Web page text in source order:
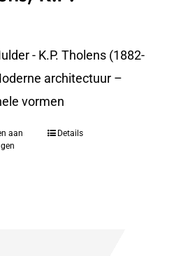
- K.P. Tholens (1882-
architectuur –
vormen
aan
Details